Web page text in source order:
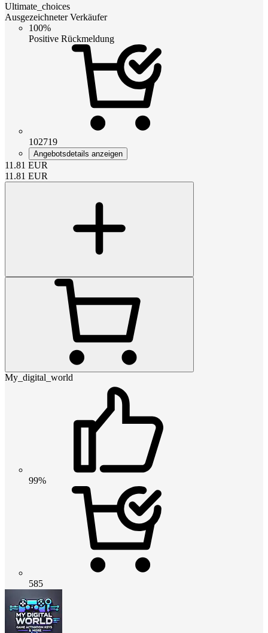
Ultimate_choices
Ausgezeichneter Verkäufer
100%
Positive Rückmeldung
102719
Angebotsdetails anzeigen
11.81 EUR
11.81 EUR
My_digital_world
99%
585